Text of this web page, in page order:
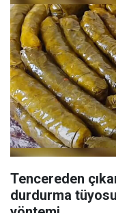
Tencereden
durdurma